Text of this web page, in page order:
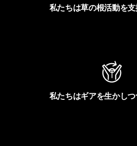
私たちは草の根活動を支
私たちはギアを生かしつ